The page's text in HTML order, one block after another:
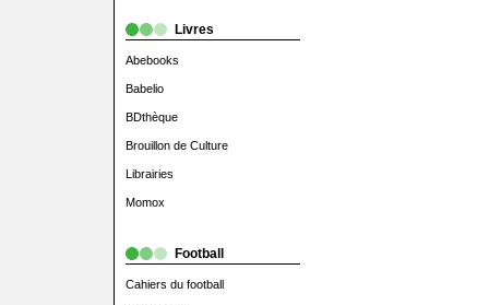
Livres
Abebooks
Babelio
BDthèque
Brouillon de Culture
Librairies
Momox
Football
Cahiers du football